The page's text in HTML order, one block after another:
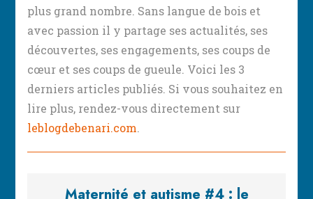
plus grand nombre. Sans langue de bois et
avec passion il y partage ses actualités, ses
découvertes, ses engagements, ses coups de
cœur et ses coups de gueule. Voici les 3
derniers articles publiés. Si vous souhaitez en
lire plus, rendez-vous directement sur
leblogdebenari.com.
Maternité et autisme #4 : le